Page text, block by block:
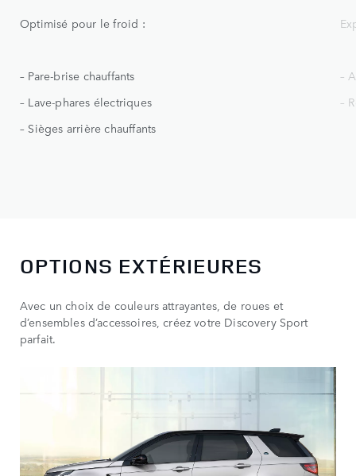
Optimisé pour le froid :
– Pare-brise chauffants
– Lave-phares électriques
– Sièges arrière chauffants
–
–
OPTIONS EXTÉRIEURES
Avec un choix de couleurs attrayantes, de roues et
d’ensembles d’accessoires, créez votre Discovery Sport
parfait.